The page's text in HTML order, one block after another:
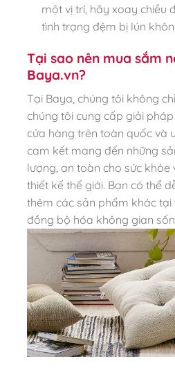
một vị trí, hãy xoay chiều
tình trạng đệm bị lún
Tại sao nên mua sắm
Baya.vn?
Tại Baya, chúng tôi không
chúng tôi cung cấp giải
cửa hàng trên toàn quốc và
cam kết mang đến những
lượng, an toàn cho sức
thiết kế thế giới. Bạn có thể
thêm các sản phẩm khác tại
đồng bộ hóa không gian